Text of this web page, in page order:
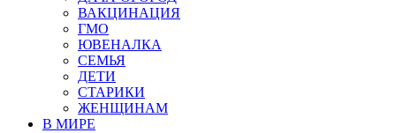
ВАКЦИНАЦИЯ
ГМО
ЮВЕНАЛКА
СЕМЬЯ
ДЕТИ
СТАРИКИ
ЖЕНЩИНАМ
В МИРЕ